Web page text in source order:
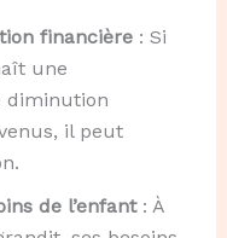
financière: Si
une
diminution
il peut
de l’enfant: À